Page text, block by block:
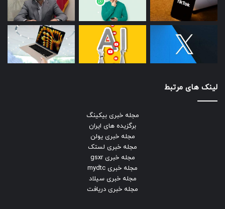
لینک های مرتبط
مجله خبری بیکینگ
برگزیده های ایران
مجله خبری یولن
مجله خبری لستک
مجله خبری gsxr
مجله خبری mydtc
مجله خبری سیلاد
مجله خبری دریافت